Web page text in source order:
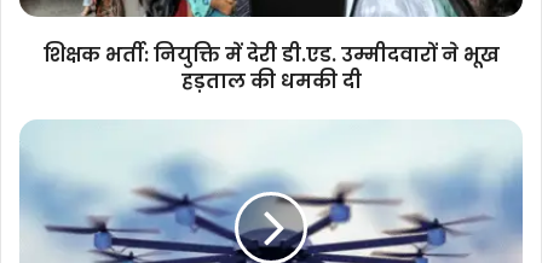
भूख
हड़ताल
शिक्षक भर्ती: नियुक्ति में देरी डी.एड. उम्मीदवारों ने भूख
हड़ताल की धमकी दी
ड्रोन
जंजगीर
की
पहली